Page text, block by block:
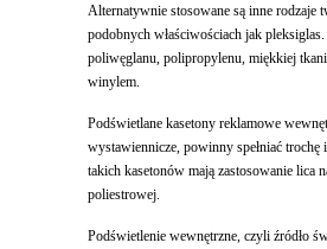
Alternatywnie stosowane są inne rodzaje
podobnych właściwościach jak pleksiglas.
poliwęglanu, polipropylenu, miękkiej
winylem.
Podświetlane kasetony reklamowe
wystawiennicze, powinny spełniać
takich kasetonów mają zastosowanie lica
poliestrowej.
Podświetlenie wewnętrzne, czyli źródło